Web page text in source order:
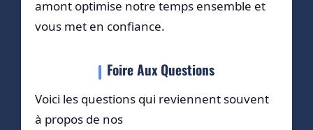
amont optimise notre temps ensemble et
vous met en confiance.
Foire Aux Questions
Voici les questions qui reviennent souvent
à propos de nos